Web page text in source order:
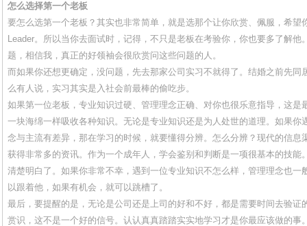
怎么选择第一个老板
要怎么选第一个老板？其实也非常简单，就是选那个让你欣赏、佩服，希望
Leader。所以当你去面试时，记得，不只是老板在考验你，你也要多了解
题，相信我，真正的好领袖会很欣赏问这些问题的人。
而如果你还想更确定，没问题，先去那家公司实习不就得了。结婚之前先同
么有人说，实习其实是入社会前最棒的偷吃步。
如果第一位老板，专业知识过硬、管理理念正确、对你也很乐意指导，这是
一块海绵一样吸收各种知识。无论是专业知识还是为人处世的道理。如果你
念与主流有差异，那在学习的时候，就要懂得分辨。怎么分辨？现代的信息
获得非常多的资讯。作为一个成年人，学会鉴别和判断是一项很基本的技能
清楚明白了。如果你非常不幸，遇到一位专业知识不怎么样，管理理念也一
以跟着他，如果有机会，就可以跳槽了。
最后，要提醒的是，无论是公司还是上司的好和不好，都是需要时间去验证
赏识，这不是一个好的信号。认认真真踏踏实实地学习才是你最应该做的事